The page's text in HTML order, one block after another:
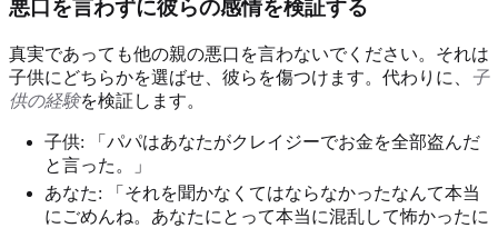
悪口を言わずに彼らの感情を検証する
真実であっても他の親の悪口を言わないでください。それは
子供にどちらかを選ばせ、彼らを傷つけます。代わりに、 子
供の経験を検証します。
子供: 「パパはあなたがクレイジーでお金を全部盗んだ
と言った。」
あなた: 「それを聞かなくてはならなかったなんて本当
にごめんね。あなたにとって本当に混乱して怖かったに